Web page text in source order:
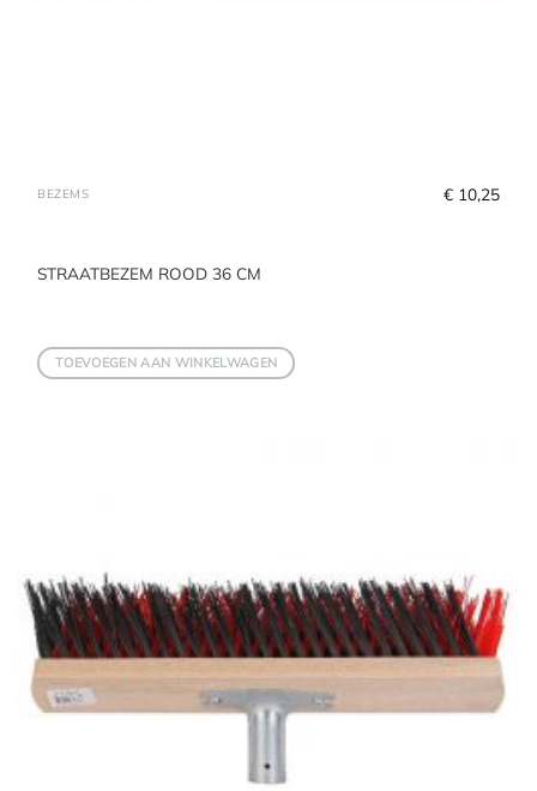
BEZEMS
STRAATBEZEM ROOD 36 CM
€ 10,25
TOEVOEGEN AAN WINKELWAGEN